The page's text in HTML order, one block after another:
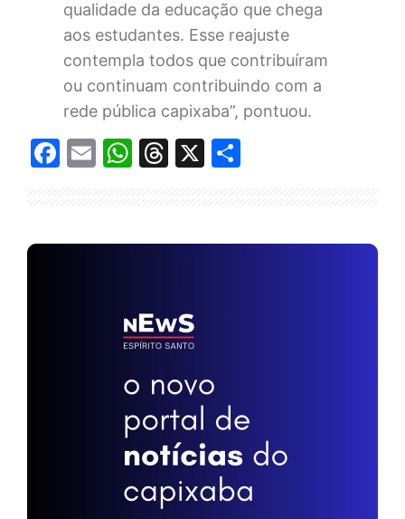
qualidade da educação que chega
aos estudantes. Esse reajuste
contempla todos que contribuíram
ou continuam contribuindo com a
rede pública capixaba”, pontuou.
Facebook
EmailWhatsApp
Threads
X